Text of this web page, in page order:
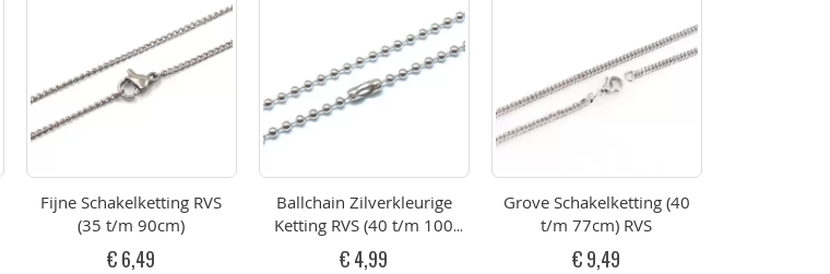
Fijne Schakelketting RVS
(35 t/m 90cm)
€ 6,49
Ballchain Zilverkleurige
Ketting RVS (40 t/m 100
cm)
€ 4,99
Grove Schakelketting (40
t/m 77cm) RVS
€ 9,49